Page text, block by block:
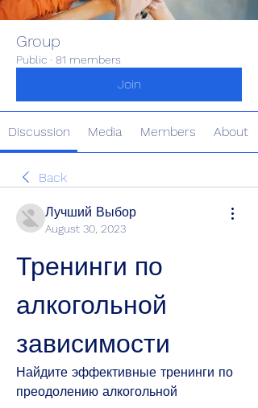
Group
Public · 81 members
Join
Discussion Media Members About
Back
Лучший Выбор
August 30, 2023
Тренинги по
алкогольной
зависимости
Найдите эффективные тренинги по
преодолению алкогольной